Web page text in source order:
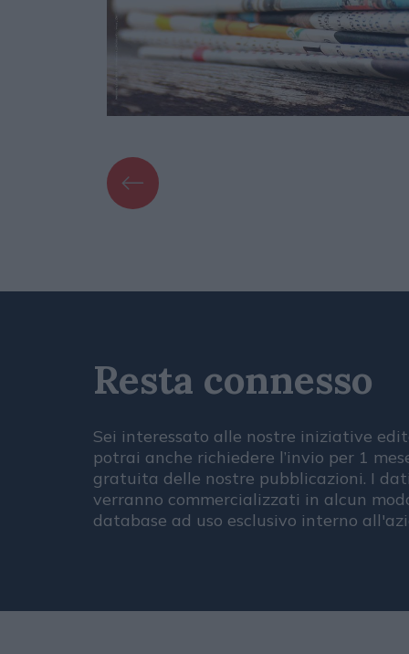
Resta connesso
Sei interessato alle nostre iniziative
potrai anche richiedere l’invio per 1
gratuita delle nostre pubblicazioni. I
verranno commercializzati in alcun
database ad uso esclusivo interno